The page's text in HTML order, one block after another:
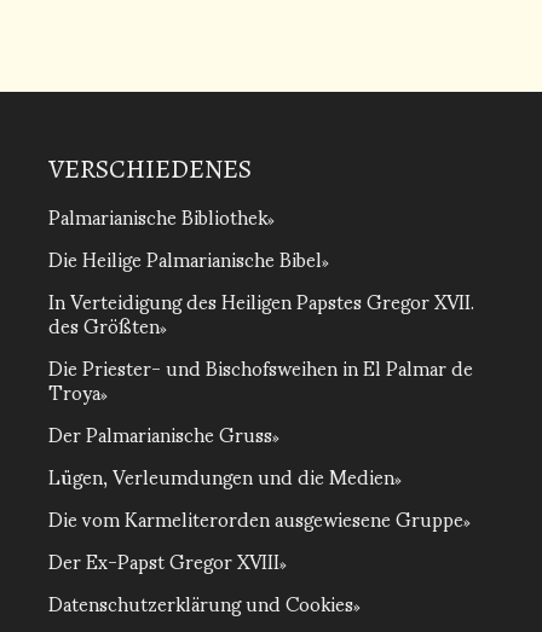
VERSCHIEDENES
Palmarianische Bibliothek
Die Heilige Palmarianische Bibel
In Verteidigung des Heiligen Papstes Gregor XVII.
des Größten
Die Priester- und Bischofsweihen in El Palmar de
Troya
Der Palmarianische Gruss
Lügen, Verleumdungen und die Medien
Die vom Karmeliterorden ausgewiesene Gruppe
Der Ex-Papst Gregor XVIII
Datenschutzerklärung und Cookies